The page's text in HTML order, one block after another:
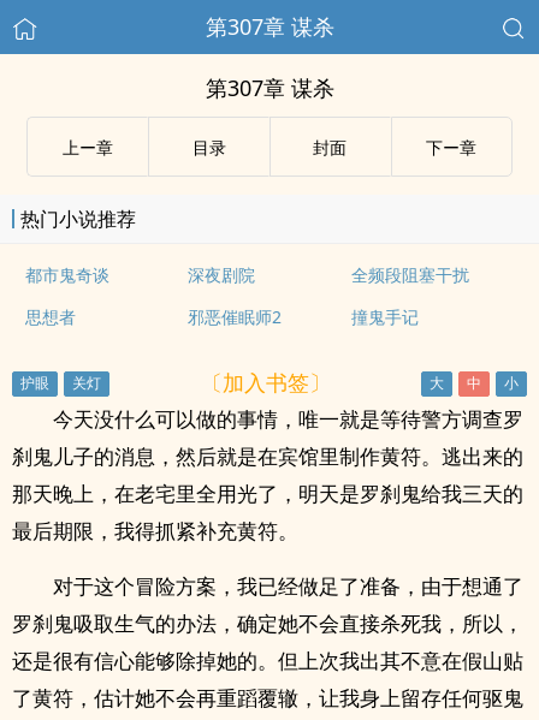
第307章 谋杀
第307章 谋杀
上ー章 目录 封面 下ー章
热门小说推荐
都市鬼奇谈 深夜剧院
全频段阻塞干扰
思想者
邪恶催眠师2 撞鬼手记
〔加入书签〕
今天没什么可以做的事情，唯一就是等待警方调查罗
刹鬼儿子的消息，然后就是在宾馆里制作黄符。逃出来的
那天晚上，在老宅里全用光了，明天是罗刹鬼给我三天的
最后期限，我得抓紧补充黄符。
对于这个冒险方案，我已经做足了准备，由于想通了
罗刹鬼吸取生气的办法，确定她不会直接杀死我，所以，
还是很有信心能够除掉她的。但上次我出其不意在假山贴
了黄符，估计她不会再重蹈覆辙，让我身上留存任何驱鬼